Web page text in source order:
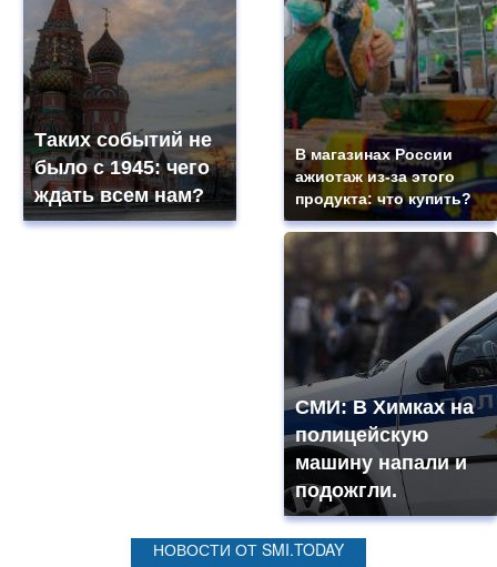
Таких событий не
было с 1945: чего
ждать всем нам?
В магазинах России
ажиотаж из-за этого
продукта: что купить?
СМИ: В Химках на
полицейскую
машину напали и
подожгли.